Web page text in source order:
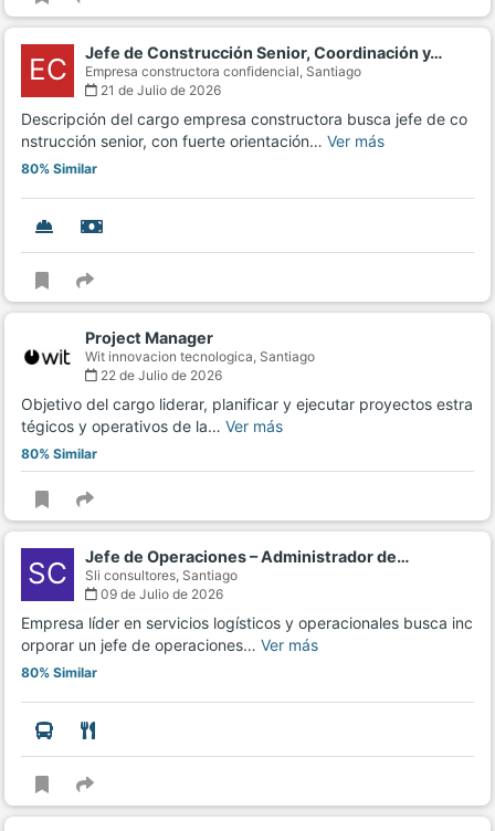
EC Jefe de Construcción Senior, Coordinación y…
Empresa constructora confidencial, Santiago
21 de Julio de 2026
Descripción del cargo empresa constructora busca jefe de co
nstrucción senior, con fuerte orientación… Ver más
80% Similar
Project Manager
Wit innovacion tecnologica, Santiago
22 de Julio de 2026
Objetivo del cargo liderar, planificar y ejecutar proyectos estra
tégicos y operativos de la… Ver más
80% Similar
SC Jefe de Operaciones – Administrador de…
Sli consultores, Santiago
09 de Julio de 2026
Empresa líder en servicios logísticos y operacionales busca inc
orporar un jefe de operaciones… Ver más
80% Similar